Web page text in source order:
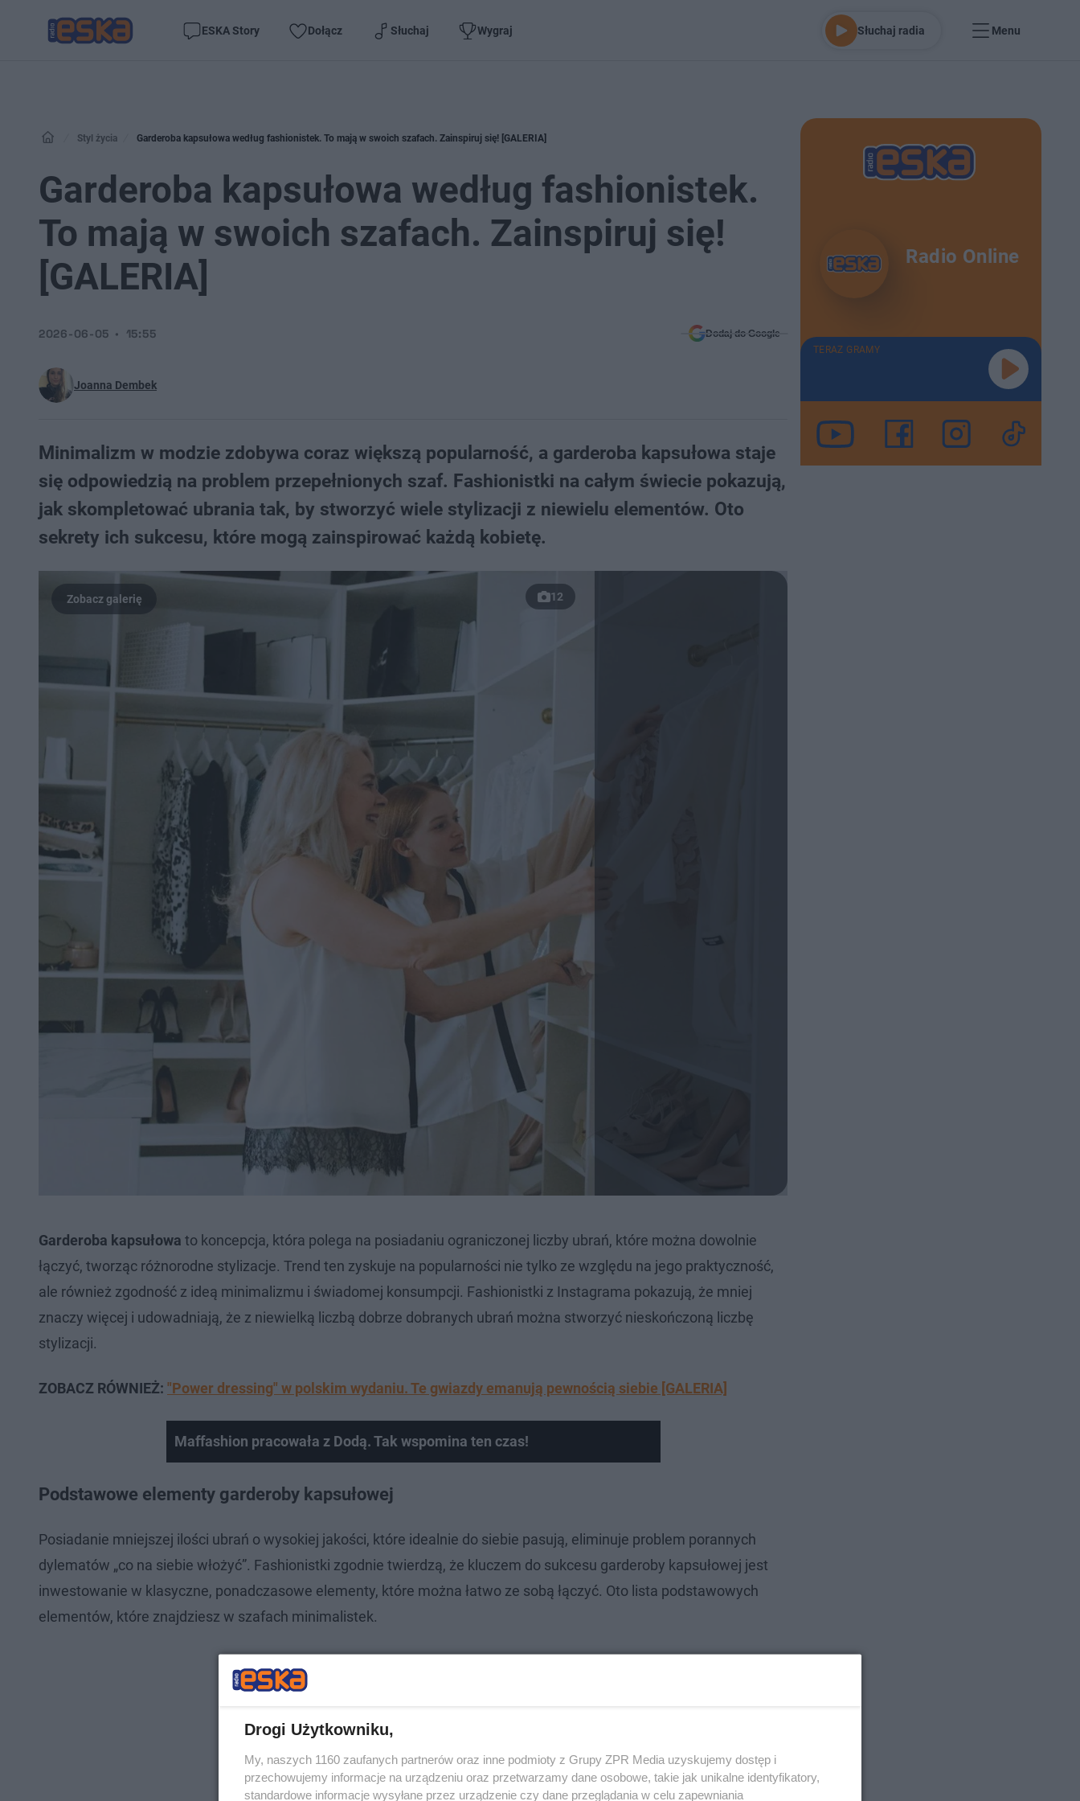
ESKA Story Dołącz Słuchaj Wygraj Słuchaj radia Menu
Styl życia Garderoba kapsułowa według fashionistek. To mają w swoich szafach. Zainspiruj się! [GALERIA]
Garderoba kapsułowa według fashionistek.
To mają w swoich szafach. Zainspiruj się!
[GALERIA]
Joanna Dembek
2026-06-05 15:55 Dodaj do Google
Minimalizm w modzie zdobywa coraz większą popularność, a garderoba kapsułowa staje
się odpowiedzią na problem przepełnionych szaf. Fashionistki na całym świecie pokazują,
jak skompletować ubrania tak, by stworzyć wiele stylizacji z niewielu elementów. Oto
sekrety ich sukcesu, które mogą zainspirować każdą kobietę.
12
Garderoba kapsułowa to koncepcja, która polega na posiadaniu ograniczonej liczby ubrań, które można dowolnie
łączyć, tworząc różnorodne stylizacje. Trend ten zyskuje na popularności nie tylko ze względu na jego praktyczność,
ale również zgodność z ideą minimalizmu i świadomej konsumpcji. Fashionistki z Instagrama pokazują, że mniej
znaczy więcej i udowadniają, że z niewielką liczbą dobrze dobranych ubrań można stworzyć nieskończoną liczbę
stylizacji.
ZOBACZ RÓWNIEŻ: "Power dressing" w polskim wydaniu. Te gwiazdy emanują pewnością siebie [GALERIA]
Maffashion pracowała z Dodą. Tak wspomina ten czas!
Podstawowe elementy garderoby kapsułowej
Posiadanie mniejszej ilości ubrań o wysokiej jakości, które idealnie do siebie pasują, eliminuje problem porannych
dylematów „co na siebie włożyć”. Fashionistki zgodnie twierdzą, że kluczem do sukcesu garderoby kapsułowej jest
inwestowanie w klasyczne, ponadczasowe elementy, które można łatwo ze sobą łączyć. Oto lista podstawowych
elementów, które znajdziesz w szafach minimalistek.
Radio Online
TERAZ GRAMY
Drogi Użytkowniku,
My, naszych 1160 zaufanych partnerów oraz inne podmioty z Grupy ZPR Media uzyskujemy dostęp i
przechowujemy informacje na urządzeniu oraz przetwarzamy dane osobowe, takie jak unikalne identyfikatory,
standardowe informacje wysyłane przez urządzenie czy dane przeglądania w celu zapewniania